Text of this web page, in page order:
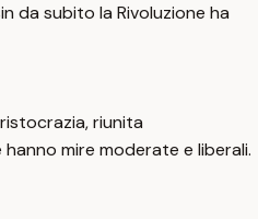
da subito la Rivoluzione ha
riunita
hanno mire moderate e liberali.